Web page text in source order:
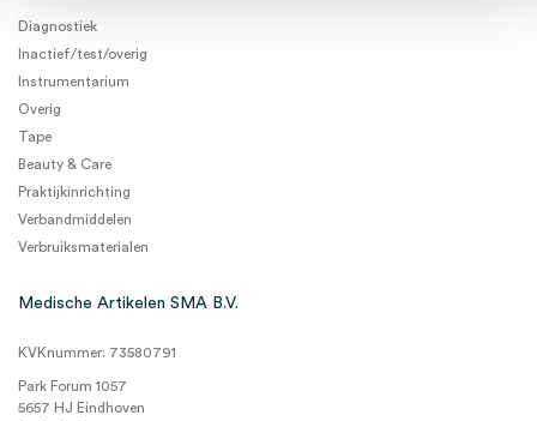
Diagnostiek
Inactief/test/overig
Instrumentarium
Overig
Tape
Beauty & Care
Praktijkinrichting
Verbandmiddelen
Verbruiksmaterialen
Medische Artikelen SMA B.V.
KVKnummer: 73580791
Park Forum 1057
5657 HJ Eindhoven